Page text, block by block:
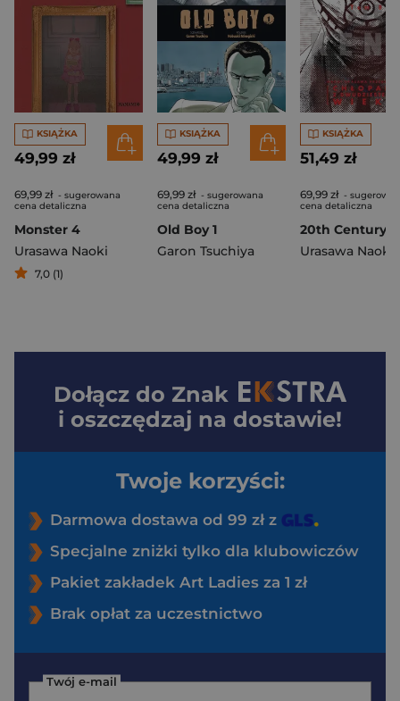
KSIĄŻKA
49,99 zł
69,99 zł - sugerowana
cena detaliczna
Monster 4
Urasawa Naoki
7,0 (1)
KSIĄŻKA
49,99 zł
69,99 zł - sugerowana
cena detaliczna
Old Boy 1
Garon Tsuchiya
KSIĄŻKA
51,49 zł
69,99 zł -
cena detaliczna
Urasawa Naoki
Dołącz do Znak
i oszczędzaj na dostawie!
Twoje korzyści:
Darmowa dostawa od 99 zł z
Specjalne zniżki tylko dla klubowiczów
Pakiet zakładek Art Ladies za 1 zł
Brak opłat za uczestnictwo
Twój e-mail